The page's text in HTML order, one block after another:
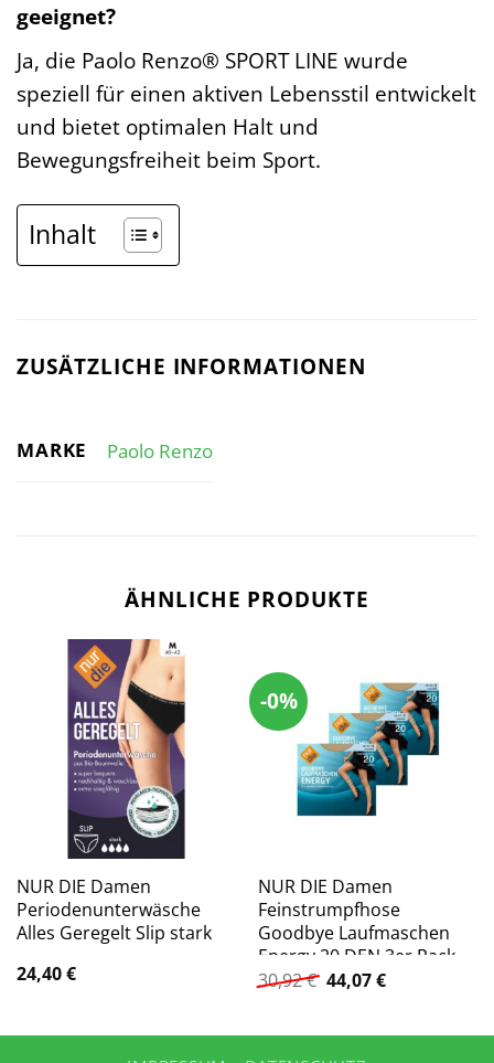
geeignet?
Ja, die Paolo Renzo® SPORT LINE wurde
speziell für einen aktiven Lebensstil entwickelt
und bietet optimalen Halt und
Bewegungsfreiheit beim Sport.
Inhalt
ZUSÄTZLICHE INFORMATIONEN
MARKE Paolo Renzo
ÄHNLICHE PRODUKTE
NUR DIE Damen
Periodenunterwäsche
Alles Geregelt Slip stark
24,40€
-0%
NUR DIE Damen
Feinstrumpfhose
Goodbye Laufmaschen
Energy 20 DEN 3er Pack
30,92€ Ursprünglicher
Preis
30,92 €
44,07€Aktueller
44,07 €.